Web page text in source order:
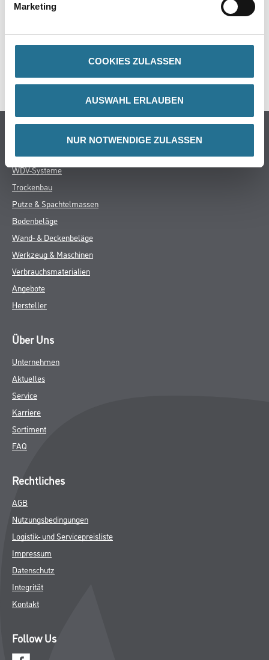
Marketing
COOKIES ZULASSEN
AUSWAHL ERLAUBEN
NUR NOTWENDIGE ZULASSEN
DATENBLÄTTER
SPEZIFIKATIONEN
WDV-Systeme
Trockenbau
Putze & Spachtelmassen
Bodenbeläge
Wand- & Deckenbeläge
Werkzeug & Maschinen
Verbrauchsmaterialien
Angebote
Hersteller
Über Uns
Unternehmen
Aktuelles
Service
Karriere
Sortiment
FAQ
Rechtliches
AGB
Nutzungsbedingungen
Logistik- und Servicepreisliste
Impressum
Datenschutz
Integrität
Kontakt
Follow Us